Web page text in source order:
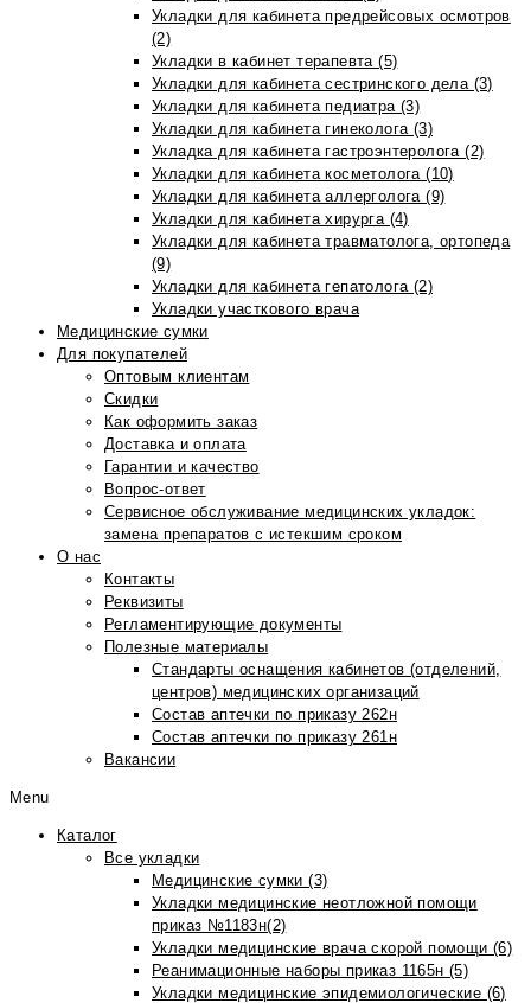
Укладки для кабинета предрейсовых осмотров
(2)
Укладки в кабинет терапевта (5)
Укладки для кабинета сестринского дела (3)
Укладки для кабинета педиатра (3)
Укладки для кабинета гинеколога (3)
Укладка для кабинета гастроэнтеролога (2)
Укладки для кабинета косметолога (10)
Укладки для кабинета аллерголога (9)
Укладки для кабинета хирурга (4)
Укладки для кабинета травматолога, ортопеда
(9)
Укладки для кабинета гепатолога (2)
Укладки участкового врача
Медицинские сумки
Для покупателей
Оптовым клиентам
Скидки
Как оформить заказ
Доставка и оплата
Гарантии и качество
Вопрос-ответ
Сервисное обслуживание медицинских укладок:
замена препаратов с истекшим сроком
О нас
Контакты
Реквизиты
Регламентирующие документы
Полезные материалы
Стандарты оснащения кабинетов (отделений,
центров) медицинских организаций
Состав аптечки по приказу 262н
Состав аптечки по приказу 261н
Вакансии
Menu
Каталог
Все укладки
Медицинские сумки (3)
Укладки медицинские неотложной помощи
приказ №1183н(2)
Укладки медицинские врача скорой помощи (6)
Реанимационные наборы приказ 1165н (5)
Укладки медицинские эпидемиологические (6)